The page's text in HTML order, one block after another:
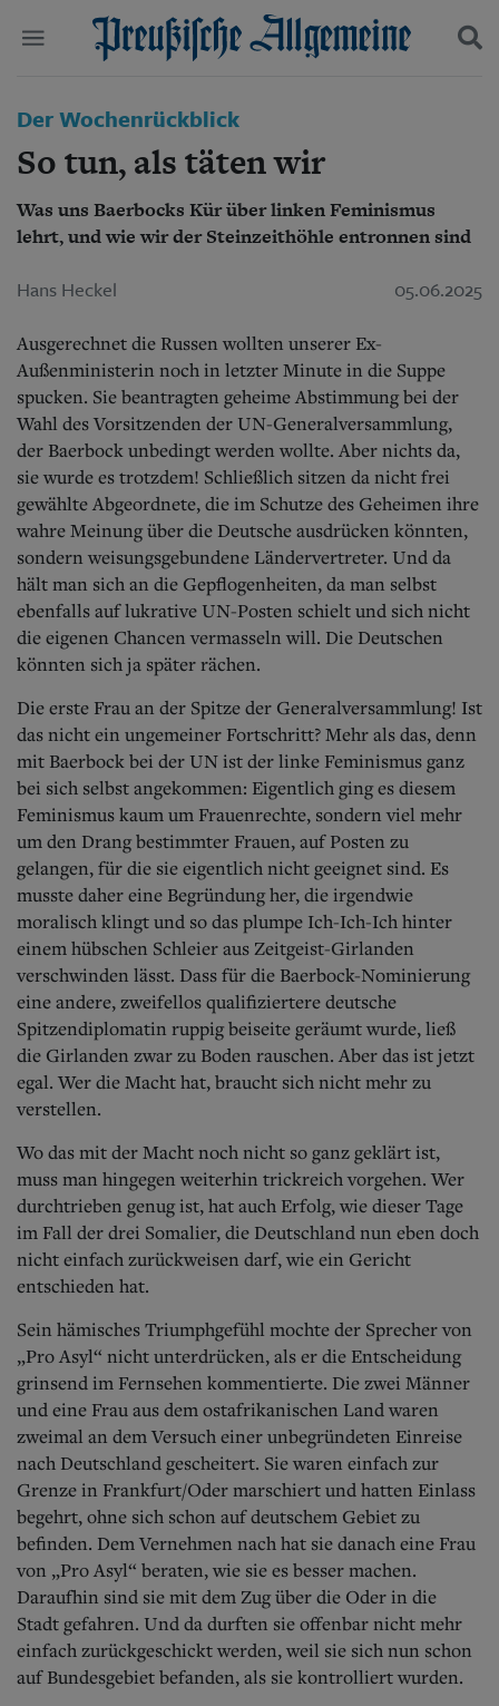
Start
Wer wir sind
Aktuelle Ausgabe
Abonnenten-Login
Abonnent werden
Abo Prämien
Archiv
Mediadaten
Politik
Wirtschaft
Gesellschaft
Leben
Berlin-Brandenburg
Schlesien
Danzig und Westpreußen
Bücher
Kontakt
Datenschutz
Suchen und finden
Der Wochenrückblick
So tun, als täten wir
Was uns Baerbocks Kür über linken Feminismus
lehrt, und wie wir der Steinzeithöhle entronnen sind
Hans Heckel 05.06.2025
Ausgerechnet die Russen wollten unserer Ex-
Außenministerin noch in letzter Minute in die Suppe
spucken. Sie beantragten geheime Abstimmung bei der
Wahl des Vorsitzenden der UN-Generalversammlung,
der Baerbock unbedingt werden wollte. Aber nichts da,
sie wurde es trotzdem! Schließlich sitzen da nicht frei
gewählte Abgeordnete, die im Schutze des Geheimen ihre
wahre Meinung über die Deutsche ausdrücken könnten,
sondern weisungsgebundene Ländervertreter. Und da
hält man sich an die Gepflogenheiten, da man selbst
ebenfalls auf lukrative UN-Posten schielt und sich nicht
die eigenen Chancen vermasseln will. Die Deutschen
könnten sich ja später rächen.
Die erste Frau an der Spitze der Generalversammlung! Ist
das nicht ein ungemeiner Fortschritt? Mehr als das, denn
mit Baerbock bei der UN ist der linke Feminismus ganz
bei sich selbst angekommen: Eigentlich ging es diesem
Feminismus kaum um Frauenrechte, sondern viel mehr
um den Drang bestimmter Frauen, auf Posten zu
gelangen, für die sie eigentlich nicht geeignet sind. Es
musste daher eine Begründung her, die irgendwie
moralisch klingt und so das plumpe Ich-Ich-Ich hinter
einem hübschen Schleier aus Zeitgeist-Girlanden
verschwinden lässt. Dass für die Baerbock-Nominierung
eine andere, zweifellos qualifiziertere deutsche
Spitzendiplomatin ruppig beiseite geräumt wurde, ließ
die Girlanden zwar zu Boden rauschen. Aber das ist jetzt
egal. Wer die Macht hat, braucht sich nicht mehr zu
verstellen.
Wo das mit der Macht noch nicht so ganz geklärt ist,
muss man hingegen weiterhin trickreich vorgehen. Wer
durchtrieben genug ist, hat auch Erfolg, wie dieser Tage
im Fall der drei Somalier, die Deutschland nun eben doch
nicht einfach zurückweisen darf, wie ein Gericht
entschieden hat.
Sein hämisches Triumphgefühl mochte der Sprecher von
„Pro Asyl“ nicht unterdrücken, als er die Entscheidung
grinsend im Fernsehen kommentierte. Die zwei Männer
und eine Frau aus dem ostafrikanischen Land waren
zweimal an dem Versuch einer unbegründeten Einreise
nach Deutschland gescheitert. Sie waren einfach zur
Grenze in Frankfurt/Oder marschiert und hatten Einlass
begehrt, ohne sich schon auf deutschem Gebiet zu
befinden. Dem Vernehmen nach hat sie danach eine Frau
von „Pro Asyl“ beraten, wie sie es besser machen.
Daraufhin sind sie mit dem Zug über die Oder in die
Stadt gefahren. Und da durften sie offenbar nicht mehr
einfach zurückgeschickt werden, weil sie sich nun schon
auf Bundesgebiet befanden, als sie kontrolliert wurden.